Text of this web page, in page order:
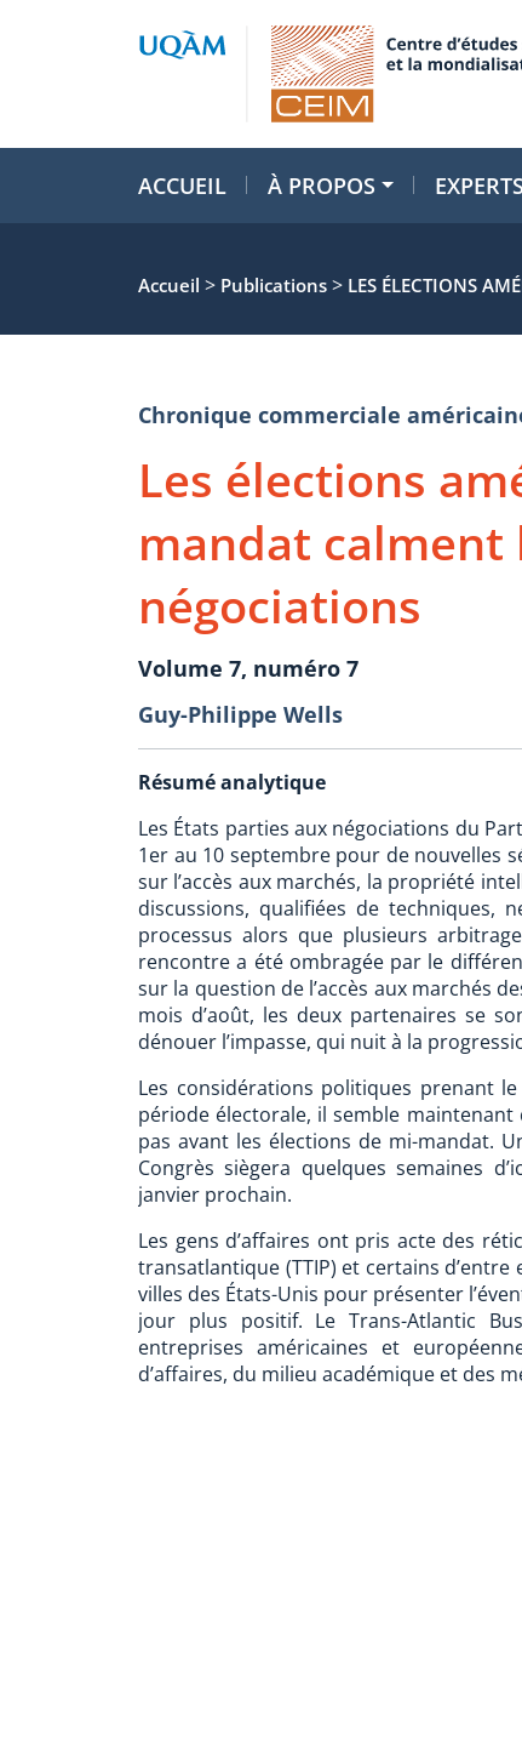
ACCUEIL À PROPOS EXPERTS
Accueil > Publications > LES ÉLECTIONS
Chronique commerciale
Les élections
mandat calment
négociations
Volume 7, numéro 7
Guy-Philippe Wells
Résumé analytique
Les États parties aux négociations du
1er au 10 septembre pour de nouvelles
sur l’accès aux marchés, la propriété
discussions, qualifiées de techniques,
processus alors que plusieurs
rencontre a été ombragée par le
sur la question de l’accès aux marchés
mois d’août, les deux partenaires se
dénouer l’impasse, qui nuit à la
Les considérations politiques prenant
période électorale, il semble
pas avant les élections de mi-mandat.
Congrès siègera quelques semaines
janvier prochain.
Les gens d’affaires ont pris acte des
transatlantique (TTIP) et certains
villes des États-Unis pour présenter
jour plus positif. Le Trans-Atlantic
entreprises américaines et
d’affaires, du milieu académique et des